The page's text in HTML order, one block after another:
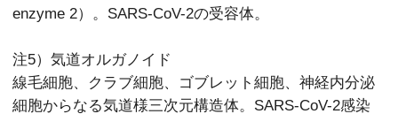
enzyme 2）。SARS-CoV-2の受容体。
注5）気道オルガノイド
線毛細胞、クラブ細胞、ゴブレット細胞、神経内分泌
細胞からなる気道様三次元構造体。SARS-CoV-2感染